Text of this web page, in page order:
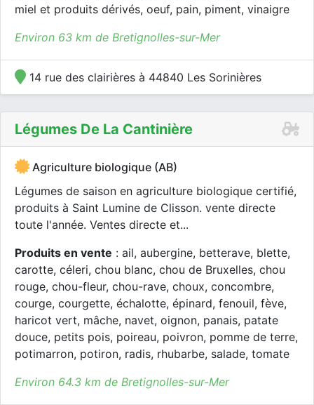
miel et produits dérivés, oeuf, pain, piment, vinaigre
Environ 63 km de Bretignolles-sur-Mer
14 rue des clairières à 44840 Les Sorinières
Légumes De La Cantinière
Agriculture biologique (AB)
Légumes de saison en agriculture biologique certifié,
produits à Saint Lumine de Clisson. vente directe
toute l'année. Ventes directe et...
Produits en vente : ail, aubergine, betterave, blette,
carotte, céleri, chou blanc, chou de Bruxelles, chou
rouge, chou-fleur, chou-rave, choux, concombre,
courge, courgette, échalotte, épinard, fenouil, fève,
haricot vert, mâche, navet, oignon, panais, patate
douce, petits pois, poireau, poivron, pomme de terre,
potimarron, potiron, radis, rhubarbe, salade, tomate
Environ 64.3 km de Bretignolles-sur-Mer